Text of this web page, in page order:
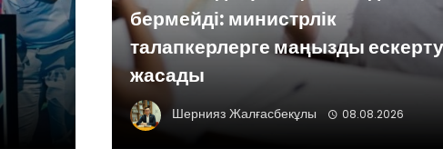
бермейді: министрлік
талапкерлерге маңызды ескерту
жасады
Шернияз Жалғасбекұлы 08.08.2026